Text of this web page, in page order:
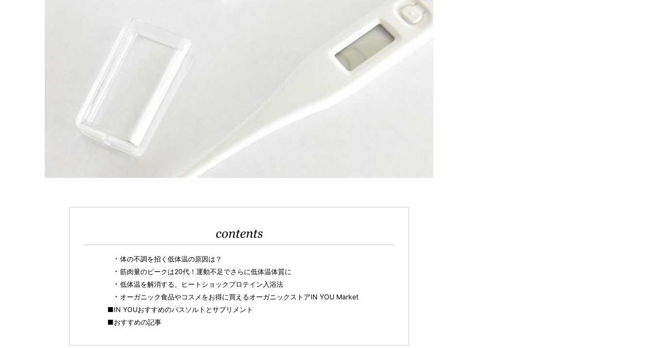
contents
体の不調を招く低体温の原因は？
筋肉量のピークは20代！運動不足でさらに低体温体質に
低体温を解消する、ヒートショックプロテイン入浴法
オーガニック食品やコスメをお得に買えるオーガニックストアIN YOU Market
■IN YOUおすすめのバスソルトとサプリメント
■おすすめの記事